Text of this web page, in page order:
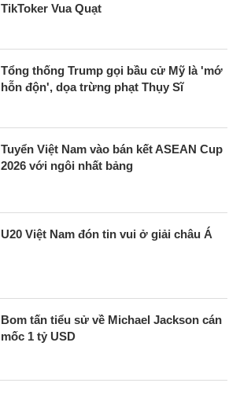
TikToker Vua Quạt
Tổng thống Trump gọi bầu cử Mỹ là 'mớ
hỗn độn', dọa trừng phạt Thụy Sĩ
Tuyển Việt Nam vào bán kết ASEAN Cup
2026 với ngôi nhất bảng
U20 Việt Nam đón tin vui ở giải châu Á
Bom tấn tiểu sử về Michael Jackson cán
mốc 1 tỷ USD